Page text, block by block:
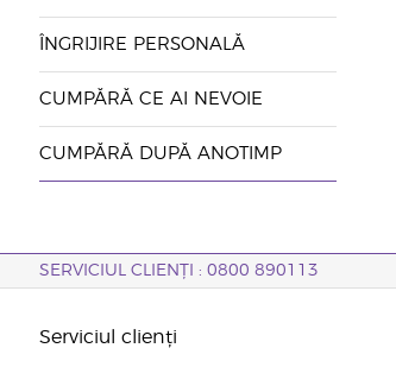
ÎNGRIJIRE PERSONALĂ
CUMPĂRĂ CE AI NEVOIE
CUMPĂRĂ DUPĂ ANOTIMP
SERVICIUL CLIENȚI : 0800 890113
Serviciul clienți